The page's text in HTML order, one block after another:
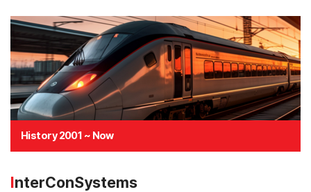
History 2001 ~ Now
InterConSystems